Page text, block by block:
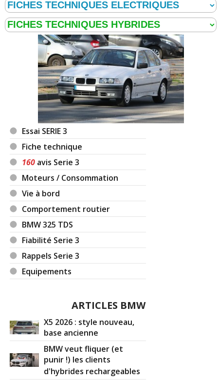
Essai SERIE 3
Fiche technique
160 avis Serie 3
Moteurs / Consommation
Vie à bord
Comportement routier
BMW 325 TDS
Fiabilité Serie 3
Rappels Serie 3
Equipements
ARTICLES BMW
X5 2026 : style nouveau,
base ancienne
BMW veut fliquer (et
punir !) les clients
d'hybrides rechargeables